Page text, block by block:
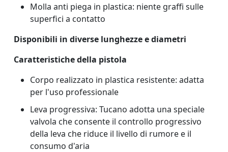
Molla anti piega in plastica: niente graffi sulle
superfici a contatto
Disponibili in diverse lunghezze e diametri
Caratteristiche della pistola
Corpo realizzato in plastica resistente: adatta
per l'uso professionale
Leva progressiva: Tucano adotta una speciale
valvola che consente il controllo progressivo
della leva che riduce il livello di rumore e il
consumo d'aria